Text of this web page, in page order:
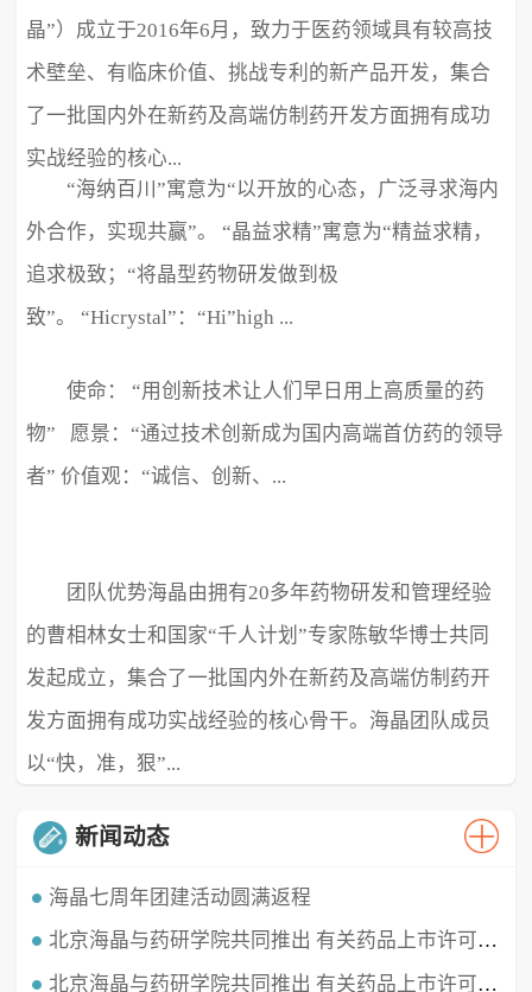
晶”）成立于2016年6月，致力于医药领域具有较高技
术壁垒、有临床价值、挑战专利的新产品开发，集合
了一批国内外在新药及高端仿制药开发方面拥有成功
实战经验的核心...
“海纳百川”寓意为“以开放的心态，广泛寻求海内
外合作，实现共赢”。 “晶益求精”寓意为“精益求精，
追求极致；“将晶型药物研发做到极
致”。 “Hicrystal”：“Hi”high ...
使命： “用创新技术让人们早日用上高质量的药
物” 愿景：“通过技术创新成为国内高端首仿药的领导
者” 价值观：“诚信、创新、...
极致、超越” ...
团队优势海晶由拥有20多年药物研发和管理经验
的曹相林女士和国家“千人计划”专家陈敏华博士共同
发起成立，集合了一批国内外在新药及高端仿制药开
发方面拥有成功实战经验的核心骨干。海晶团队成员
以“快，准，狠”...
新闻动态
海晶七周年团建活动圆满返程
时光穿梭，白驹过隙，海晶已经七周岁啦！这七年我们携手同行，履践致远，砥砺深耕。值此海晶周年庆典之北京海晶与药研学院共同推出 有关药品上市许可持有人（MAH）的直播课程
北京海晶生物医药科技有限公司董事长兼总经理曹相林女士再次受邀做客药研学院直播间，对药品上市许可持有
北京海晶与药研学院共同推出 有关药品上市许可持有人（MAH）的直播课程